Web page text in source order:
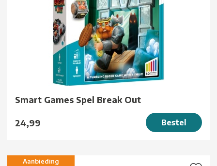
Smart Games Spel Break Out
24,99 Bestel
Aanbieding